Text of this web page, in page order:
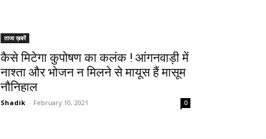
ताजा ख़बरें
कैसे मिटेगा कुपोषण का कलंक ! आंगनवाड़ी में
नाश्ता और भोजन न मिलने से मायूस हैं मासूम
नौनिहाल
Shadik - February 10, 2021 0